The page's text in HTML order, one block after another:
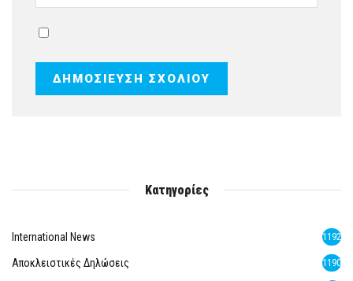
Κατηγορίες
International News 1192
Αποκλειστικές Δηλώσεις 1190